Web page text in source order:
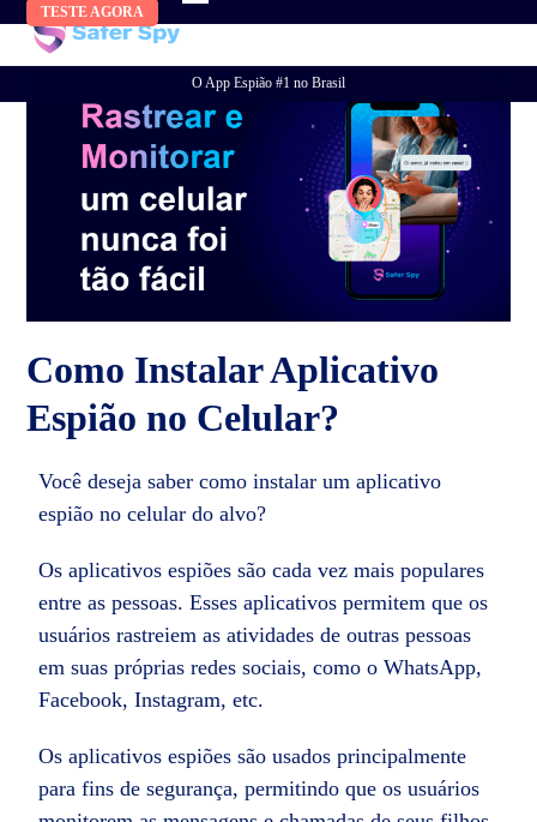
content
TESTE AGORA
O App Espião #1 no Brasil
Como Instalar Aplicativo
Espião no Celular?
Você deseja saber como instalar um aplicativo
espião no celular do alvo?
Os aplicativos espiões são cada vez mais populares
entre as pessoas. Esses aplicativos permitem que os
usuários rastreiem as atividades de outras pessoas
em suas próprias redes sociais, como o WhatsApp,
Facebook, Instagram, etc.
Os aplicativos espiões são usados principalmente
para fins de segurança, permitindo que os usuários